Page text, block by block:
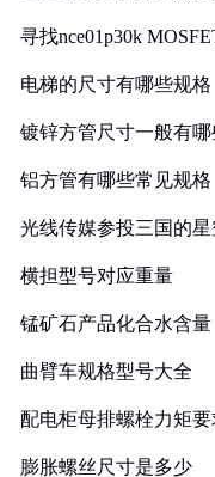
寻找nce01p30k
电梯的尺寸有哪些规格
镀锌方管尺寸一般有哪
铝方管有哪些常见规格
光线传媒参投三国的
横担型号对应重量
锰矿石产品化合水含量
曲臂车规格型号大全
配电柜母排螺栓力矩
膨胀螺丝尺寸是多少